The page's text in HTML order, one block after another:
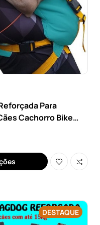
Para
Cachorro Bike
DESTAQUE